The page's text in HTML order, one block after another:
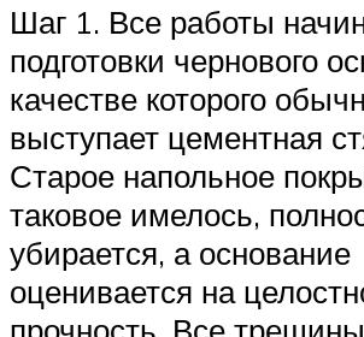
Шаг 1. Все работы
подготовки чернового
качестве которого
выступает цементная
Старое напольное
таковое имелось,
убирается, а основание
оценивается на